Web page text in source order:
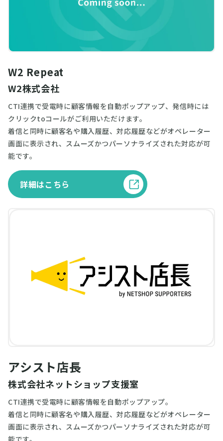
W2 Repeat
W2株式会社
CTI連携で受電時に顧客情報を自動ポップアップ、発信時には
クリックtoコールがご利用いただけます。
着信と同時に顧客名や購入履歴、対応履歴などがオペレーター
画面に表示され、スムーズかつパーソナライズされた対応が可
能です。
詳細はこちら
アシスト店長
株式会社ネットショップ支援室
CTI連携で受電時に顧客情報を自動ポップアップ。
着信と同時に顧客名や購入履歴、対応履歴などがオペレーター
画面に表示され、スムーズかつパーソナライズされた対応が可